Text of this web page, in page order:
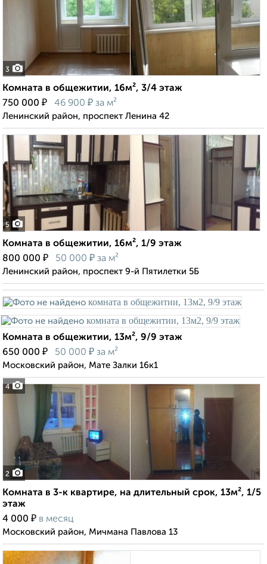
3
Комната в общежитии, 16м², 3/4 этаж
750 000 ₽ 46 900 ₽ за м²
Ленинский район, проспект Ленина 42
5
Комната в общежитии, 16м², 1/9 этаж
800 000 ₽ 50 000 ₽ за м²
Ленинский район, проспект 9-й Пятилетки 5Б
4
Комната в общежитии, 13м², 9/9 этаж
650 000 ₽ 50 000 ₽ за м²
Московский район, Мате Залки 16к1
2
Комната в 3-к квартире, на длительный срок, 13м², 1/5
этаж
4 000 ₽ в месяц
Московский район, Мичмана Павлова 13